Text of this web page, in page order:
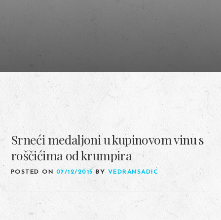
Srneći medaljoni u kupinovom vinu s
roščićima od krumpira
POSTED ON 07/12/2015 BY VEDRANSADIC